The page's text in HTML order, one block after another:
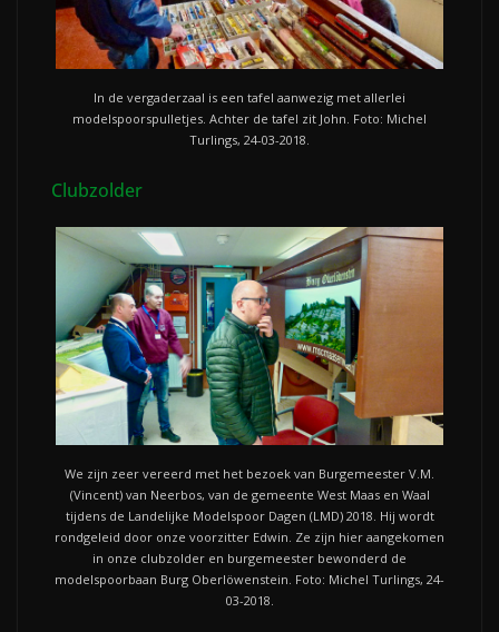
In de vergaderzaal is een tafel aanwezig met allerlei
modelspoorspulletjes. Achter de tafel zit John. Foto: Michel
Turlings, 24-03-2018.
Clubzolder
We zijn zeer vereerd met het bezoek van Burgemeester V.M.
(Vincent) van Neerbos, van de gemeente West Maas en Waal
tijdens de Landelijke Modelspoor Dagen (LMD) 2018. Hij wordt
rondgeleid door onze voorzitter Edwin. Ze zijn hier aangekomen
in onze clubzolder en burgemeester bewonderd de
modelspoorbaan Burg Oberlöwenstein. Foto: Michel Turlings, 24-
03-2018.